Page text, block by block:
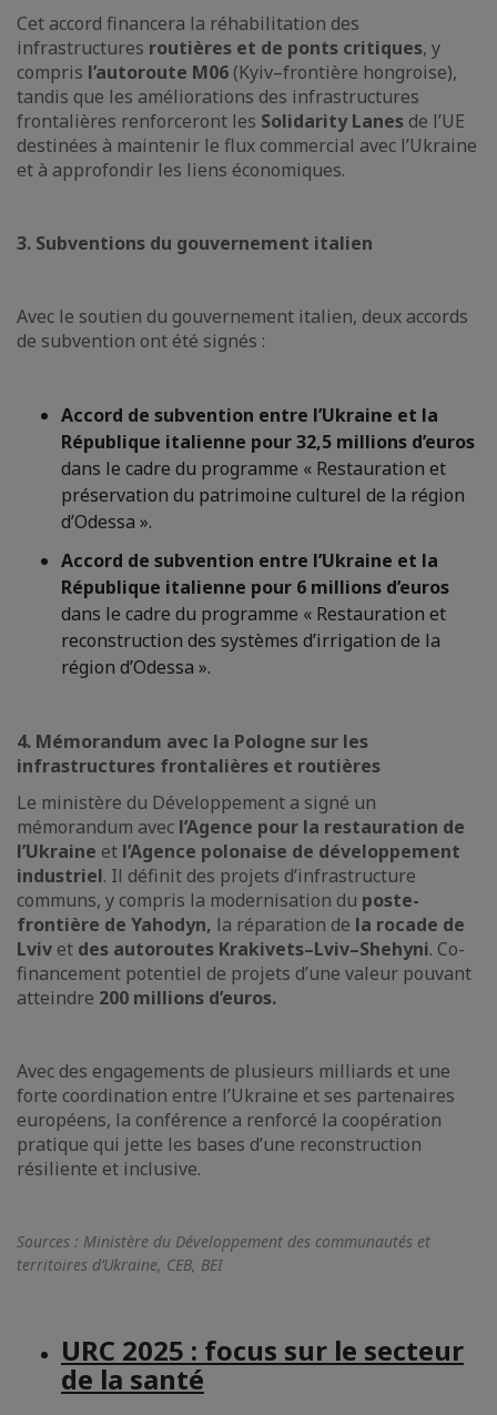
Cet accord financera la réhabilitation des
infrastructures routières et de ponts critiques, y
compris l’autoroute M06 (Kyiv–frontière hongroise),
tandis que les améliorations des infrastructures
frontalières renforceront les Solidarity Lanesde l’UE
destinées à maintenir le flux commercial avec l’Ukraine
et à approfondir les liens économiques.
3. Subventions du gouvernement italien
Avec le soutien du gouvernement italien, deux accords
de subvention ont été signés :
Accord de subvention entre l’Ukraine et la
République italienne pour 32,5 millions d’euros
dans le cadre du programme « Restauration et
préservation du patrimoine culturel de la région
d’Odessa ».
Accord de subvention entre l’Ukraine et la
République italienne pour 6 millions d’euros
dans le cadre du programme « Restauration et
reconstruction des systèmes d’irrigation de la
région d’Odessa ».
4. Mémorandum avec la Pologne sur les
infrastructures frontalières et routières
Le ministère du Développement a signé un
mémorandum avec l’Agence pour la restauration de
l’Ukraine et l’Agence polonaise de développement
industriel. Il définit des projets d’infrastructure
communs, y compris la modernisation du poste-
frontière de Yahodyn, la réparation de la rocade de
Lviv et des autoroutes Krakivets–Lviv–Shehyni. Co-
financement potentiel de projets d’une valeur pouvant
atteindre 200 millions d’euros.
Avec des engagements de plusieurs milliards et une
forte coordination entre l’Ukraine et ses partenaires
européens, la conférence a renforcé la coopération
pratique qui jette les bases d’une reconstruction
résiliente et inclusive.
Sources : Ministère du Développement des communautés et
territoires d’Ukraine, CEB, BEI
URC 2025 : focus sur le secteur
de la santé